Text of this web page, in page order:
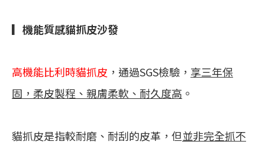
▎機能質感貓抓皮沙發
高機能比利時貓抓皮 ，通過SGS檢驗， 享三年保
固，柔皮製程、親膚柔軟、耐久度高 。
貓抓皮是指較耐磨、耐刮的皮革，但並非完全抓不